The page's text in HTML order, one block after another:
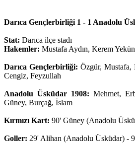
Darıca Gençlerbirliği 1 - 1 Anadolu
Stat: Darıca ilçe stadı
Hakemler: Mustafa Aydın, Kerem
Darıca Gençlerbirliği: Özgür,
Cengiz, Feyzullah
Anadolu Üsküdar 1908: Mehmet,
Güney, Burçağ, İslam
Kırmızı Kart: 90' Güney (Anadolu
Goller: 29' Alihan (Anadolu Üsküdar) -